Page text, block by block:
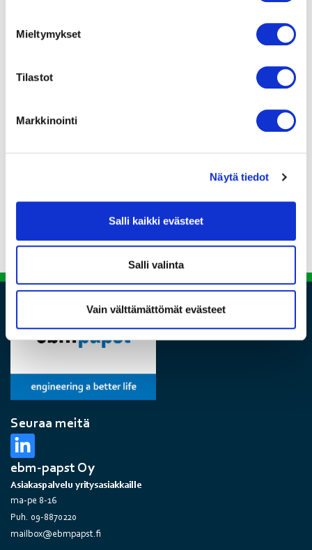
Mieltymykset
Tilastot
Markkinointi
Näytä tiedot
Salli kaikki evästeet
Salli valinta
Vain välttämättömät evästeet
Ota yhteyttä
Seuraa meitä
ebm-papst Oy
Asiakaspalvelu yritysasiakkaille
ma-pe 8-16
Puh. 09-8870220
mailbox@ebmpapst.fi